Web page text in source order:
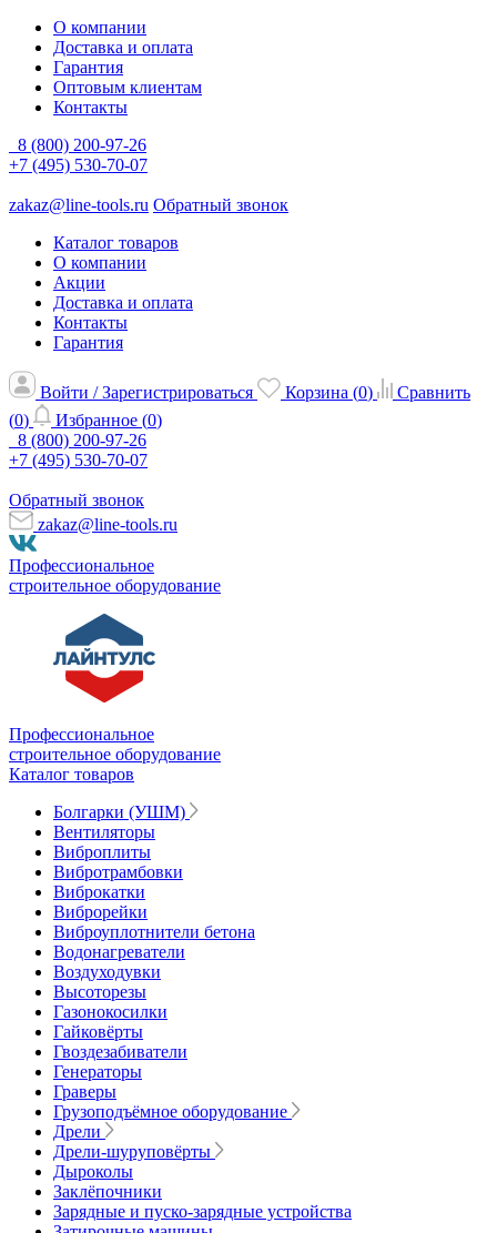
О компании
Доставка и оплата
Гарантия
Оптовым клиентам
Контакты
8 (800) 200-97-26
+7 (495) 530-70-07
zakaz@line-tools.ru Обратный звонок
Каталог товаров
О компании
Акции
Доставка и оплата
Контакты
Гарантия
Войти / Зарегистрироваться Корзина (0)
Сравнить
(0) Избранное (0)
8 (800) 200-97-26
+7 (495) 530-70-07
Обратный звонок
zakaz@line-tools.ru
Профессиональное
строительное оборудование
Профессиональное
строительное оборудование
Каталог товаров
Болгарки (УШМ)
Вентиляторы
Виброплиты
Вибротрамбовки
Виброкатки
Виброрейки
Виброуплотнители бетона
Водонагреватели
Воздуходувки
Высоторезы
Газонокосилки
Гайковёрты
Гвоздезабиватели
Генераторы
Граверы
Грузоподъёмное оборудование
Дрели
Дрели-шуруповёрты
Дыроколы
Заклёпочники
Зарядные и пуско-зарядные устройства